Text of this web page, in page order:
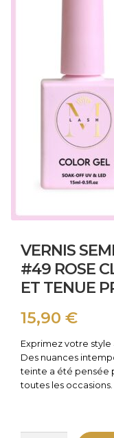
VERNIS
#49 ROSE
ET TENUE
15,90 €
Exprimez votre
Des nuances
teinte a été pensée
toutes les occasions.